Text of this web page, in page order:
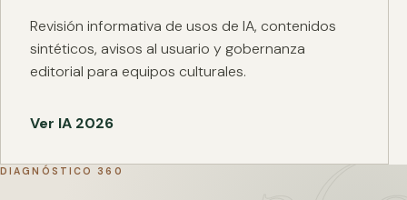
Revisión informativa de usos de IA, contenidos
sintéticos, avisos al usuario y gobernanza
editorial para equipos culturales.
Ver IA 2026
DIAGNÓSTICO 360